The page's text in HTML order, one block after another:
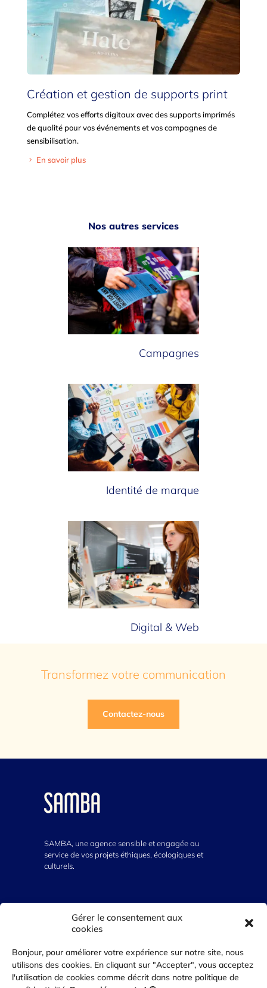
Gérer le consentement aux
cookies
Bonjour, pour améliorer votre expérience sur notre site, nous
utilisons des cookies. En cliquant sur "Accepter", vous acceptez
l'utilisation de cookies comme décrit dans notre politique de
Création et gestion de supports print
Complétez vos efforts digitaux avec des supports imprimés
de qualité pour vos événements et vos campagnes de
sensibilisation.
En savoir plus
Nos autres services
Campagnes
Identité de marque
Digital & Web
Transformez votre communication
Contactez-nous
SAMBA, une agence sensible et engagée au
service de vos projets éthiques, écologiques et
culturels.
contact@agence-samba.com